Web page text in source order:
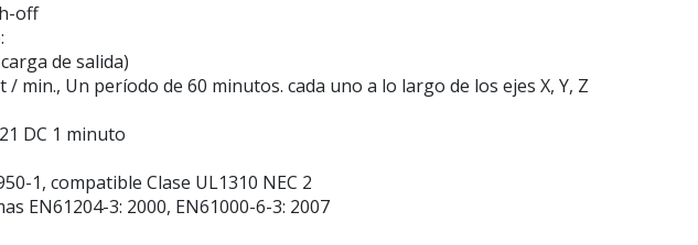
off
de salida)
/ min., Un período de 60 minutos. cada uno a lo largo de los ejes X, Y, Z
DC 1 minuto
1, compatible Clase UL1310 NEC 2
EN61204-3: 2000, EN61000-6-3: 2007